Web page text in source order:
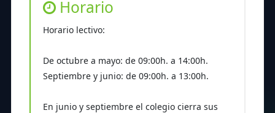
Horario
Horario lectivo:
De octubre a mayo: de 09:00h. a 14:00h.
Septiembre y junio: de 09:00h. a 13:00h.
En junio y septiembre el colegio cierra sus